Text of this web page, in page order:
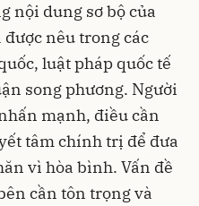
nội dung sơ bộ của
nêu trong các
luật pháp quốc tế
song phương. Người
mạnh, điều cần
tâm chính trị để đưa
vì hòa bình. Vấn đề
cần tôn trọng và